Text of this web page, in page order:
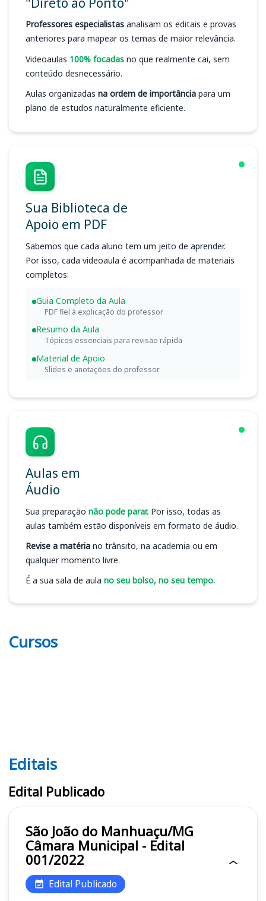
Professores especialistas analisam os editais e provas
anteriores para mapear os temas de maior relevância.
Videoaulas 100% focadas no que realmente cai, sem
conteúdo desnecessário.
Aulas organizadas na ordem de importância para um
plano de estudos naturalmente eficiente.
Sua Biblioteca de
Apoio em PDF
Sabemos que cada aluno tem um jeito de aprender.
Por isso, cada videoaula é acompanhada de materiais
completos:
Guia Completo da Aula
PDF fiel à explicação do professor
Resumo da Aula
Tópicos essenciais para revisão rápida
Material de Apoio
Slides e anotações do professor
Aulas em
Áudio
Sua preparação não pode parar. Por isso, todas as
aulas também estão disponíveis em formato de áudio.
Revise a matéria no trânsito, na academia ou em
qualquer momento livre.
É a sua sala de aula no seu bolso, no seu tempo.
Cursos
Editais
Editais
Edital Publicado
São João do Manhuaçu/MG
Câmara Municipal - Edital
001/2022
Edital Publicado